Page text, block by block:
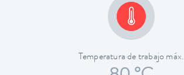
Temperatura de trabajo máx.